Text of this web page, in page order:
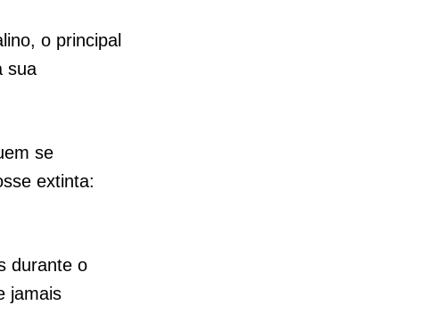
o principal
sua
se
extinta:
durante o
jamais